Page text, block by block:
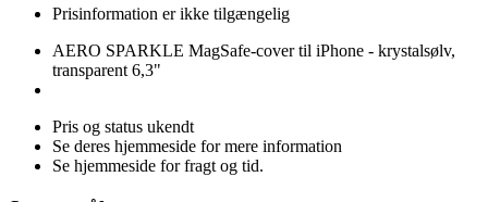
Prisinformation er ikke tilgængelig
AERO SPARKLE MagSafe-cover til iPhone - krystalsølv,
transparent 6,3"
Pris og status ukendt
Se deres hjemmeside for mere information
Se hjemmeside for fragt og tid.